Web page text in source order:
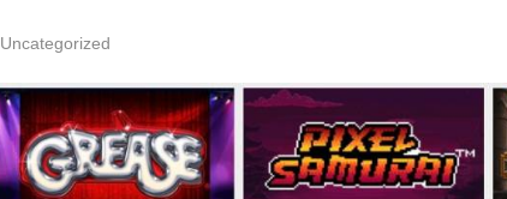
Uncategorized